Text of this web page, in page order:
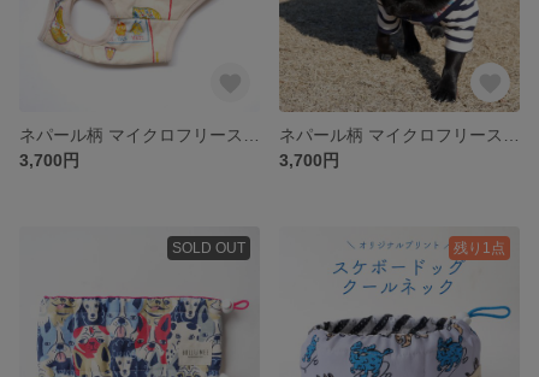
3,700円
3,700円
SOLD OUT 残り1点